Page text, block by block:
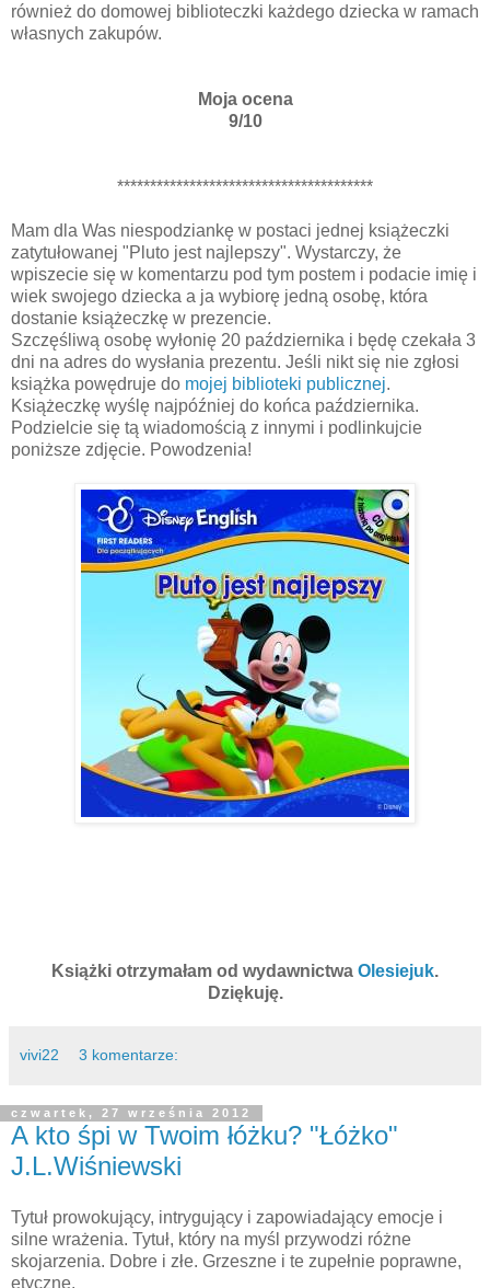
również do domowej biblioteczki każdego dziecka w ramach
własnych zakupów.
Moja ocena
9/10
***************************************
Mam dla Was niespodziankę w postaci jednej książeczki
zatytułowanej "Pluto jest najlepszy". Wystarczy, że
wpiszecie się w komentarzu pod tym postem i podacie imię i
wiek swojego dziecka a ja wybiorę jedną osobę, która
dostanie książeczkę w prezencie.
Szczęśliwą osobę wyłonię 20 października i będę czekała 3
dni na adres do wysłania prezentu. Jeśli nikt się nie zgłosi
książka powędruje do mojej biblioteki publicznej.
Książeczkę wyślę najpóźniej do końca października.
Podzielcie się tą wiadomością z innymi i podlinkujcie
poniższe zdjęcie. Powodzenia!
Książki otrzymałam od wydawnictwa Olesiejuk.
Dziękuję.
vivi22 3 komentarze:
czwartek, 27 września 2012
A kto śpi w Twoim łóżku? "Łóżko"
J.L.Wiśniewski
Tytuł prowokujący, intrygujący i zapowiadający emocje i
silne wrażenia. Tytuł, który na myśl przywodzi różne
skojarzenia. Dobre i złe. Grzeszne i te zupełnie poprawne,
etyczne.